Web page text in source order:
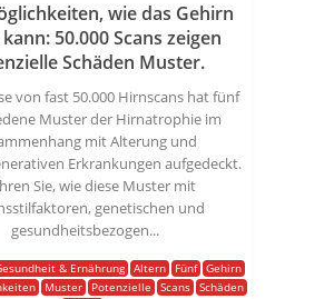
wie das Gehirn
50.000 Scans zeigen
Schäden Muster.
von fast 50.000 Hirnscans hat fünf
Muster der Hirnatrophie im
mit Alterung und
Erkrankungen aufgedeckt.
Sie, wie diese Muster mit
genetischen und
gesundheitsbezogen...
& Ernährung Altern Fünf Gehirn
Muster Potenzielle Scans Schäden